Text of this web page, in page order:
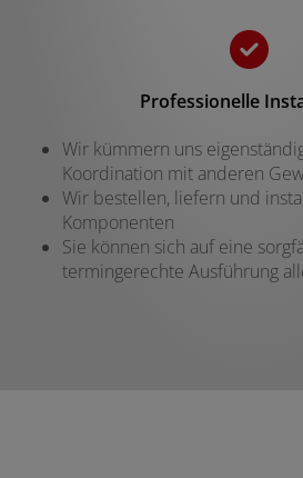
Professionelle
Wir kümmern uns
Koordination mit anderen
Wir bestellen, liefern und
Komponenten
Sie können sich auf eine
termingerechte Ausführung